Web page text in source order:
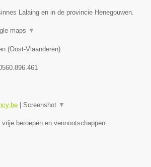
Lalaing en in de provincie Henegouwen.
maps ▼
(Oost-Vlaanderen)
| Screenshot ▼
beroepen en vennootschappen.